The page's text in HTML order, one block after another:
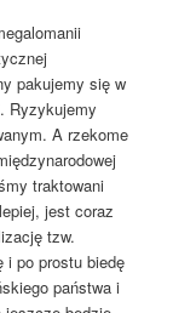
pakujemy się w
Ryzykujemy
A rzekome
traktowani
jest coraz
tzw.
i po prostu biedę
państwa i